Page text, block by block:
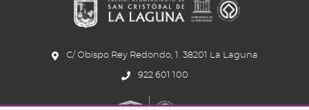
C/ Obispo Rey Redondo, 1. 38201 La Laguna
922 601 100